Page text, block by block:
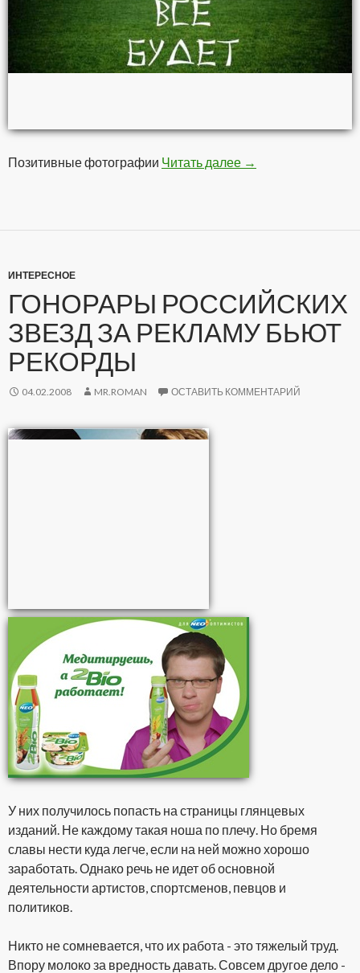
Позитивные фотографии Читать далее Позитивчег
→
ИНТЕРЕСНОЕ
ГОНОРАРЫ РОССИЙСКИХ
ЗВЕЗД ЗА РЕКЛАМУ БЬЮТ
РЕКОРДЫ
04.02.2008 MR.ROMAN ОСТАВИТЬ КОММЕНТАРИЙ
У них получилось попасть на страницы глянцевых
изданий. Не каждому такая ноша по плечу. Но бремя
славы нести куда легче, если на ней можно хорошо
заработать. Однако речь не идет об основной
деятельности артистов, спортсменов, певцов и
политиков.
Никто не сомневается, что их работа - это тяжелый труд.
Впору молоко за вредность давать. Совсем другое дело -